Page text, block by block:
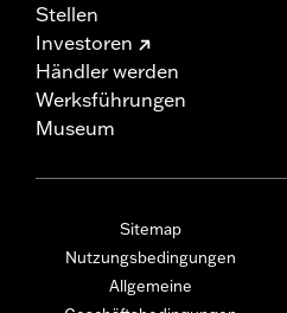
Stellen
Investoren
Händler werden
Werksführungen
Museum
Sitemap
Nutzungsbedingungen
Allgemeine